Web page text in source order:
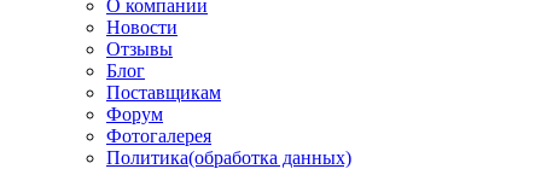
О компании
Новости
Отзывы
Блог
Поставщикам
Форум
Фотогалерея
Политика(обработка данных)